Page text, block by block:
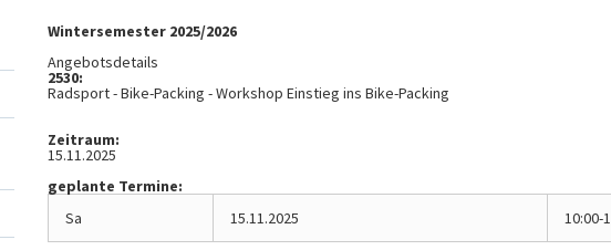
Wintersemester 2025/2026
Angebotsdetails
2530:
Radsport - Bike-Packing - Workshop Einstieg ins Bike-Packing
Zeitraum:
15.11.2025
geplante Termine:
Sa
15.11.2025 10:00-